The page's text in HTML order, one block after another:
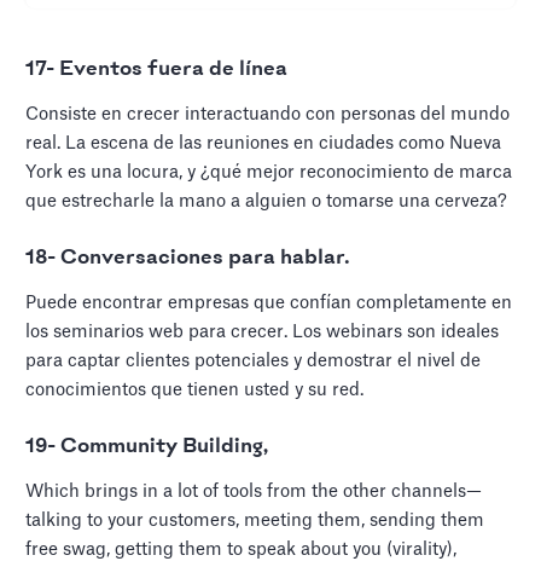
17- Eventos fuera de línea
Consiste en crecer interactuando con personas del mundo
real. La escena de las reuniones en ciudades como Nueva
York es una locura, y ¿qué mejor reconocimiento de marca
que estrecharle la mano a alguien o tomarse una cerveza?
18- Conversaciones para hablar.
Puede encontrar empresas que confían completamente en
los seminarios web para crecer. Los webinars son ideales
para captar clientes potenciales y demostrar el nivel de
conocimientos que tienen usted y su red.
19- Community Building,
Which brings in a lot of tools from the other channels—
talking to your customers, meeting them, sending them
free swag, getting them to speak about you (virality),